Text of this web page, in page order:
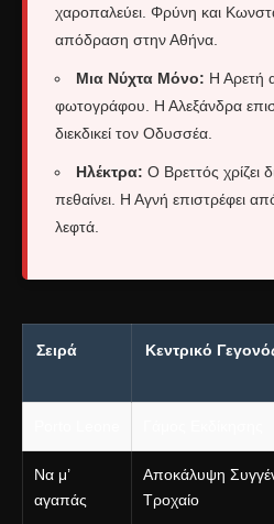
χαροπαλεύει. Φρύνη και
απόδραση στην Αθήνα.
Μια Νύχτα Μόνο: Η Αρετή
φωτογράφου. Η Αλεξάνδρα
διεκδικεί τον Οδυσσέα.
Ηλέκτρα: Ο Βρεττός χρίζει
πεθαίνει. Η Αγνή επιστρέφει
λεφτά.
Σειρά Κεντρικό
Να μ’
αγαπάς
Αποκάλυψη
Τροχαίο